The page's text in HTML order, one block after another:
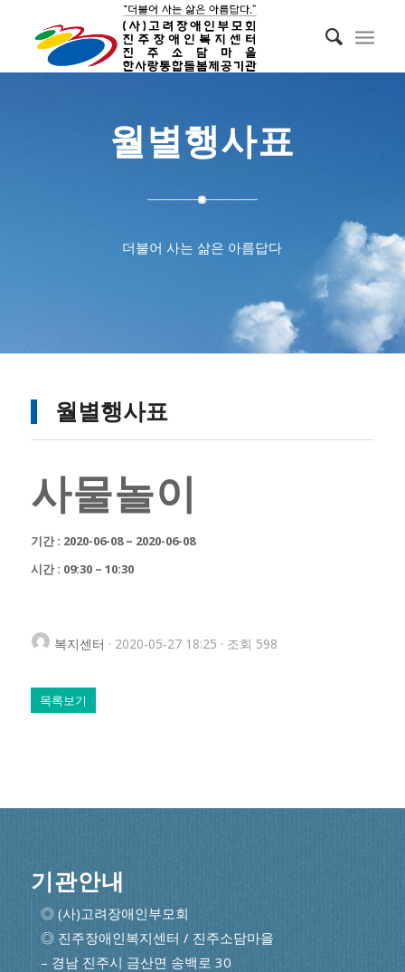
월별행사표
더불어 사는 삶은 아름답다
월별행사표
사물놀이
기간 : 2020-06-08 ~ 2020-06-08
시간 : 09:30 ~ 10:30
복지센터 · 2020-05-27 18:25 · 조회 598
목록보기
기관안내
◎ (사)고려장애인부모회
◎ 진주장애인복지센터 / 진주소담마을
– 경남 진주시 금산면 송백로 30